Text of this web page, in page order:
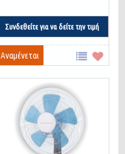
Συνδεθείτε για να δείτε την τιμή
Αναμένεται